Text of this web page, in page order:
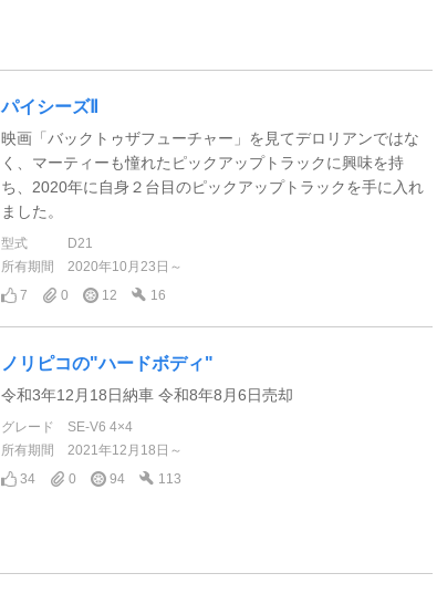
パイシーズⅡ
映画「バックトゥザフューチャー」を見てデロリアンではな
く、マーティーも憧れたピックアップトラックに興味を持
ち、2020年に自身２台目のピックアップトラックを手に入れ
ました。
型式
D21
所有期間
2020年10月23日～
7
0 12 16
ノリピコの"ハードボディ"
令和3年12月18日納車 令和8年8月6日売却
グレード
SE-V6 4×4
所有期間
2021年12月18日～
34
0 94 113